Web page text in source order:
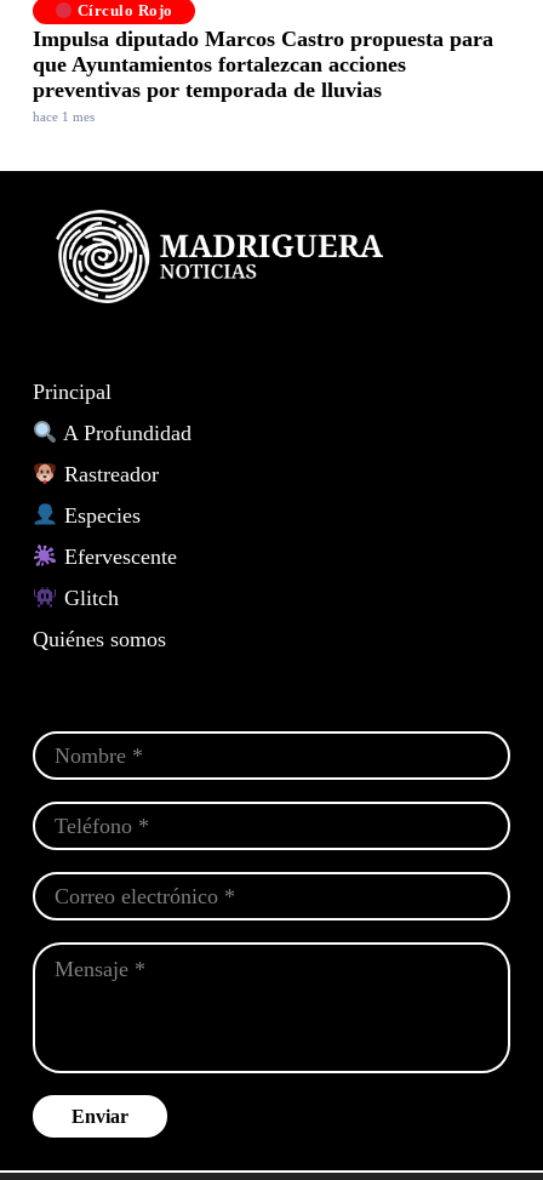
Círculo Rojo
Impulsa diputado Marcos Castro propuesta para
que Ayuntamientos fortalezcan acciones
preventivas por temporada de lluvias
hace 1 mes
Principal
A Profundidad
Rastreador
Especies
Efervescente
Glitch
Quiénes somos
Enviar